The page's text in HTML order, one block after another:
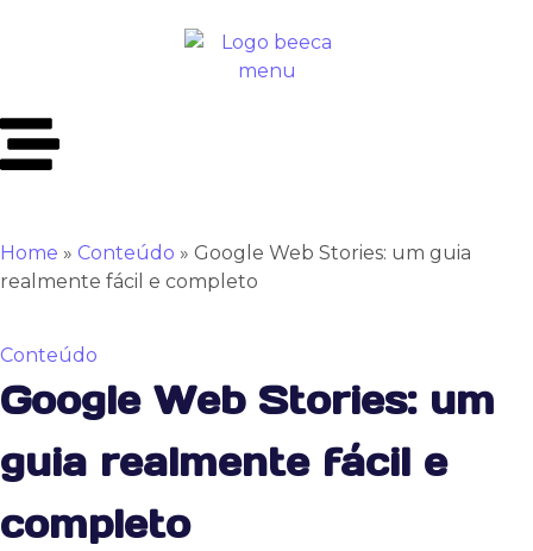
Home » Conteúdo » Google Web Stories: um guia
realmente fácil e completo
Conteúdo
Google Web Stories: um
guia realmente fácil e
completo